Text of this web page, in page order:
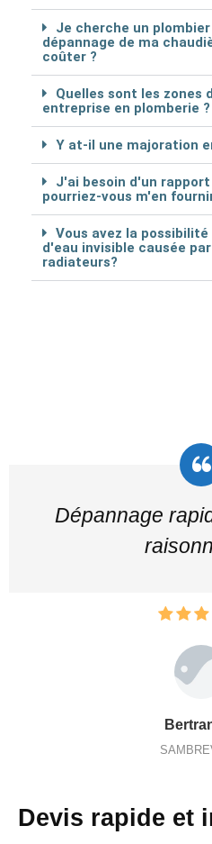
Je cherche un
dépannage de ma
coûter ?
Quelles sont les zones
entreprise en plomberie ?
Y at-il une majoration
J'ai besoin d'un
pourriez-vous m'en
Vous avez la
d'eau invisible causée
radiateurs?
Dépannage
Devis rapide et